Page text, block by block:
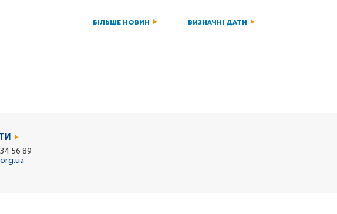
БІЛЬШЕ НОВИН ВИЗНАЧНІ ДАТИ
56 89